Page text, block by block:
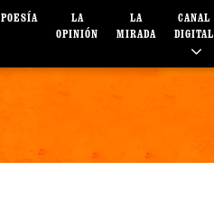
POESÍA
LA
OPINIÓN
LA
MIRADA
CANAL
DIGITAL